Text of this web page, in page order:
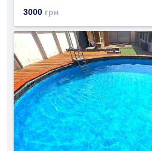
3000 грн